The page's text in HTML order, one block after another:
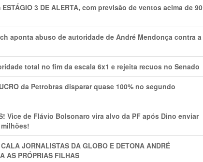
3 DE ALERTA, com previsão de ventos acima de 90
aponta abuso de autoridade de André Mendonça contra a
total no fim da escala 6x1 e rejeita recuos no Senado
da Petrobras disparar quase 100% no segundo
Vice de Flávio Bolsonaro vira alvo da PF após Dino enviar
JORNALISTAS DA GLOBO E DETONA ANDRÉ
AS PRÓPRIAS FILHAS